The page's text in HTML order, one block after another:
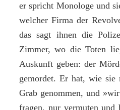
er spricht Monologe und
welcher Firma der
das sagt ihnen die
Zimmer, wo die Toten
Auskunft geben: der
gemordet. Er hat, wie sie
Grab genommen, und
fragen, nur vermuten und